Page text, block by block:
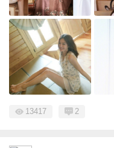
13417 2